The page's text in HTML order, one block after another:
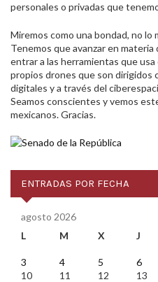
personales o privadas que
Miremos como una bondad, no lo
Tenemos que avanzar en
entrar a las herramientas que
propios drones que son dirigidos
digitales y a través del
Seamos conscientes y vemos
mexicanos. Gracias.
ENTRADAS POR FECHA
agosto 2026
L
M X J
3
4 5 6
10
11 12 13